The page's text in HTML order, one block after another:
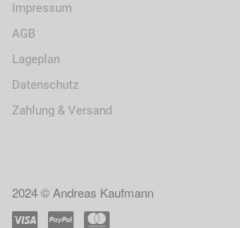
Impressum
AGB
Lageplan
Datenschutz
Zahlung & Versand
2024 © Andreas Kaufmann